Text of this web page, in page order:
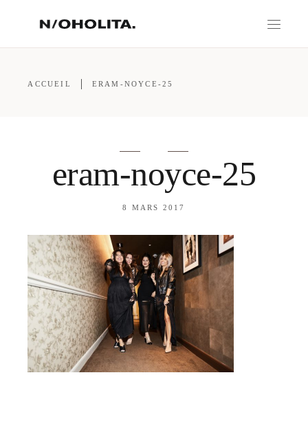
ACCUEIL ERAM-NOYCE-25
eram-noyce-25
8 MARS 2017